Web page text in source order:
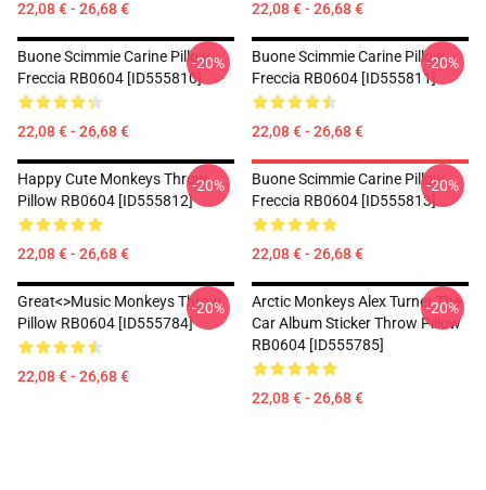
22,08 € - 26,68 € 22,08 € - 26,68 €
Buone Scimmie Carine Pillow
Freccia RB0604 [ID555810]
22,08 € - 26,68 €
-20%
Buone Scimmie Carine Pillow
Freccia RB0604 [ID555811]
22,08 € - 26,68 €
-20%
Happy Cute Monkeys Throw
Pillow RB0604 [ID555812]
22,08 € - 26,68 €
-20%
Buone Scimmie Carine Pillow
Freccia RB0604 [ID555813]
22,08 € - 26,68 €
-20%
Great<>music Monkeys Throw
Pillow RB0604 [ID555784]
22,08 € - 26,68 €
-20%
Arctic Monkeys Alex Turner The
Car Album Sticker Throw Pillow
RB0604 [ID555785]
22,08 € - 26,68 €
-20%